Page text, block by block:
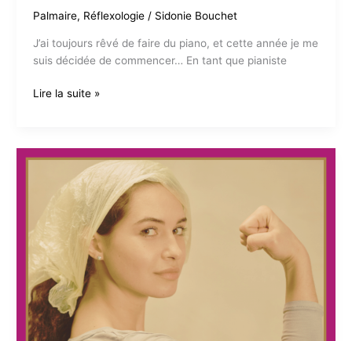
Palmaire, Réflexologie/ Sidonie Bouchet
J’ai toujours rêvé de faire du piano, et cette année je me
suis décidée de commencer… En tant que pianiste
Pianistes,
vos
réflexologie
palmaire
Lire la suite »